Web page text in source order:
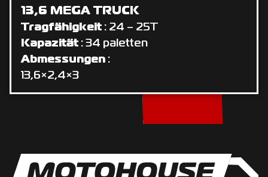
13,6 MEGA TRUCK
Tragfähigkeit : 24 – 25T
Kapazität : 34 paletten
Abmessungen :
13,6×2,4×3